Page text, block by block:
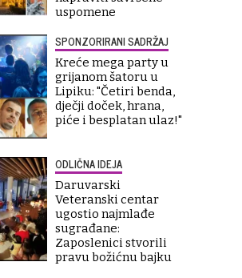
uspomene
SPONZORIRANI SADRŽAJ
Kreće mega party u
grijanom šatoru u
Lipiku: "Četiri benda,
dječji doček, hrana,
piće i besplatan ulaz!"
ODLIČNA IDEJA
Daruvarski
Veteranski centar
ugostio najmlađe
sugrađane:
Zaposlenici stvorili
pravu božićnu bajku